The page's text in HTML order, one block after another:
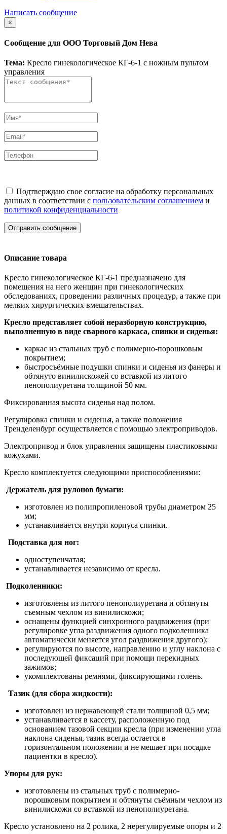
Написать сообщение
×
Сообщение для ООО Торговый Дом Нева
Тема: Кресло гинекологическое КГ-6-1 с ножным пультом
управления
Подтверждаю свое согласие на обработку персональных
данных в соответствии с пользовательским соглашением и
политикой конфиденциальности
Отправить сообщение
Описание товара
Кресло гинекологическое КГ-6-1 предназначено для
помещения на него женщин при гинекологических
обследованиях, проведении различных процедур, а также при
мелких хирургических вмешательствах.
Кресло представляет собой неразборную конструкцию,
выполненную в виде сварного каркаса, спинки и сиденья:
каркас из стальных труб с полимерно-порошковым
покрытием;
быстросъёмные подушки спинки и сиденья из фанеры и
обтянуто винилискожей со вставкой из литого
пенополиуретана толщиной 50 мм.
Фиксированная высота сиденья над полом.
Регулировка спинки и сиденья, а также положения
Тренделенбург осуществляется с помощью электроприводов.
Электропривод и блок управления защищены пластиковыми
кожухами.
Кресло комплектуется следующими приспособлениями:
Держатель для рулонов бумаги:
изготовлен из полипропиленовой трубы диаметром 25
мм;
устанавливается внутри корпуса спинки.
Подставка для ног:
одноступенчатая;
устанавливается независимо от кресла.
Подколенники:
изготовлены из литого пенополиуретана и обтянуты
съемным чехлом из винилискожи;
оснащены функцией синхронного раздвижения (при
регулировке угла раздвижения одного подколенника
автоматически меняется угол раздвижения другого);
регулируются по высоте, направлению и углу наклона с
последующей фиксаций при помощи перекидных
зажимов;
укомплектованы ремнями, фиксирующими голень.
Тазик (для сбора жидкости):
изготовлен из нержавеющей стали толщиной 0,5 мм;
устанавливается в кассету, расположенную под
основанием тазовой секции кресла (при изменении угла
наклона сиденья, тазик всегда остается в
горизонтальном положении и не мешает при посадке
пациентки в кресло).
Упоры для рук:
изготовлены из стальных труб с полимерно-
порошковым покрытием и обтянуты съёмным чехлом из
винилискожи со вставкой из пенополиуретана.
Кресло установлено на 2 ролика, 2 нерегулируемые опоры и 2